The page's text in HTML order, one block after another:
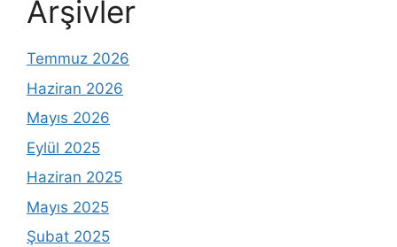
Arşivler
Temmuz 2026
Haziran 2026
Mayıs 2026
Eylül 2025
Haziran 2025
Mayıs 2025
Şubat 2025